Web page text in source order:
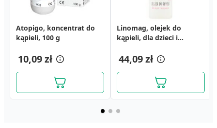
Atopigo, koncentrat do
kąpieli, 100 g
10,09 zł
Linomag, olejek do
kąpieli, dla dzieci i
44,09 zł